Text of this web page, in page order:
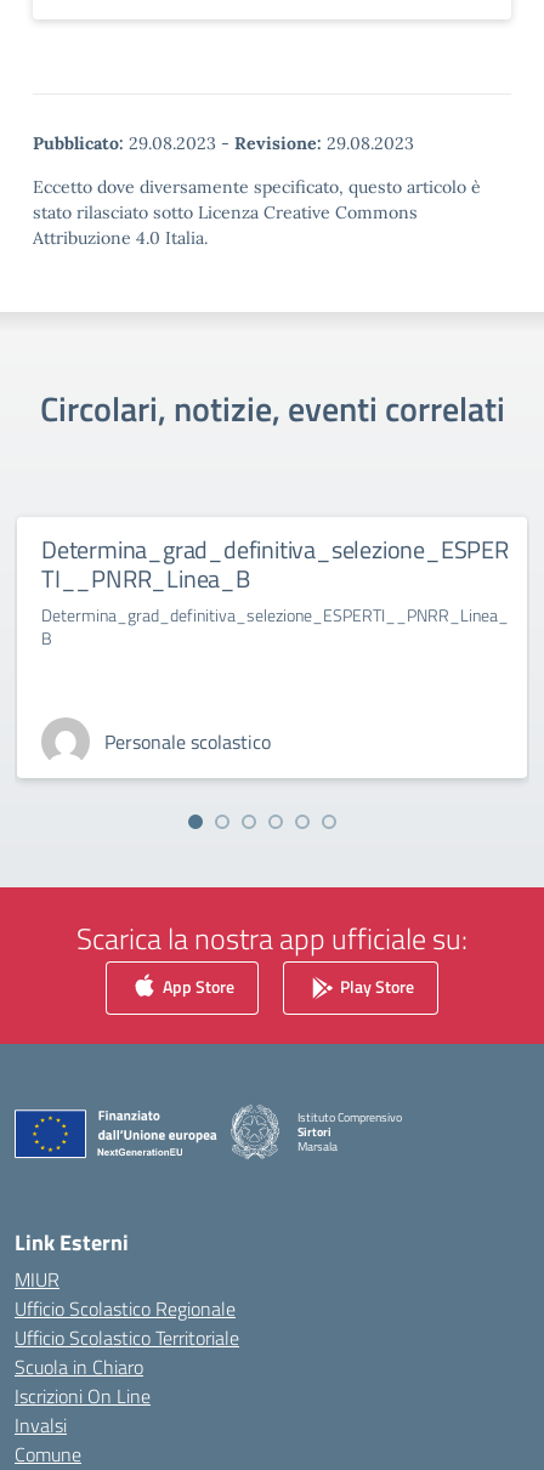
Pubblicato: 29.08.2023 - Revisione: 29.08.2023
Eccetto dove diversamente specificato, questo articolo è
stato rilasciato sotto Licenza Creative Commons
Attribuzione 4.0 Italia.
Circolari, notizie, eventi correlati
Determina_grad_definitiva_selezione_ESPER
TI__PNRR_Linea_B
Determina_grad_definitiva_selezione_ESPERTI__PNRR_Linea_
B
Personale scolastico
Scarica la nostra app ufficiale su:
App Store Play Store
Istituto Comprensivo
Sirtori
Marsala
Link Esterni
MIUR
Ufficio Scolastico Regionale
Ufficio Scolastico Territoriale
Scuola in Chiaro
Iscrizioni On Line
Invalsi
Comune